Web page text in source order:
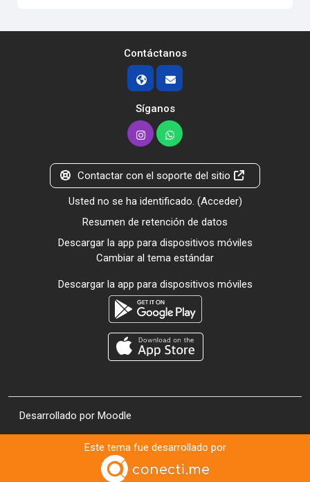
Contáctanos
Síganos
Contactar con el soporte del sitio
Usted no se ha identificado. (Acceder)
Resumen de retención de datos
Descargar la app para dispositivos móviles
Cambiar al tema estándar
Descargar la app para dispositivos móviles
Desarrollado por Moodle
Este tema fue desarrollado por